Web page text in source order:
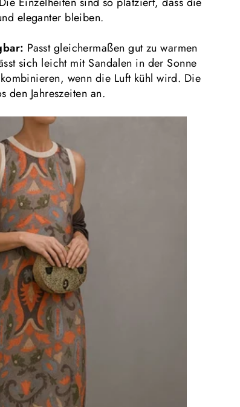
eleganter bleiben.
Passt gleichermaßen gut zu warmen
sich leicht mit Sandalen in der Sonne
wenn die Luft kühl wird. Die
den Jahreszeiten an.